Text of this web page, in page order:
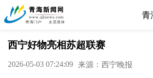
青
西宁好物亮相苏超联赛
2026-05-03 07:24:09 来源：西宁晚报